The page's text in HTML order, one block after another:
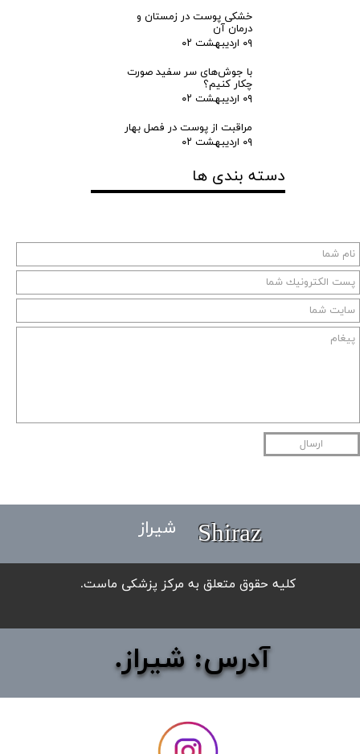
ارسال
خشکی پوست در زمستان و
درمان آن
۰۹ اردیبهشت ۰۲
با جوش‌های سر سفید صورت
چکار کنیم؟
۰۹ اردیبهشت ۰۲
مراقبت از پوست در فصل بهار
۰۹ اردیبهشت ۰۲
دسته بندی ها
​کلیه حقوق متعلق به مرکز پزشکی ماست.
شیراز Shiraz
آدرس: شیراز.